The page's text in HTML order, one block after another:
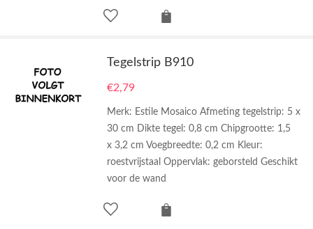
Tegelstrip B910
€2,79
Merk: Estile Mosaico Afmeting tegelstrip: 5 x
30 cm Dikte tegel: 0,8 cm Chipgrootte: 1,5
x 3,2 cm Voegbreedte: 0,2 cm Kleur:
roestvrijstaal Oppervlak: geborsteld Geschikt
voor de wand